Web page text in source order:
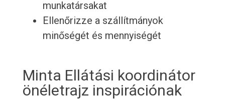
munkatársakat
Ellenőrizze a szállítmányok
minőségét és mennyiségét
Minta Ellátási koordinátor
önéletrajz inspirációnak